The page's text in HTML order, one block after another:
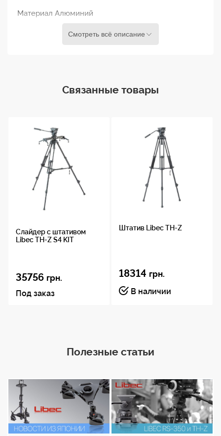
Материал Алюминий
Смотреть всё описание
Связанные товары
Слайдер с штативом
Libec TH-Z S4 KIT
35756 грн.
Под заказ
Штатив Libec TH-Z
18314 грн.
В наличии
Полезные статьи